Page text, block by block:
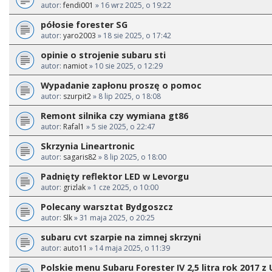
autor:fendi001 » 16 wrz 2025, o 19:22
półosie forester SG
autor: yaro2003 » 18 sie 2025, o 17:42
opinie o strojenie subaru sti
autor: namiot» 10 sie 2025, o 12:29
Wypadanie zapłonu proszę o pomoc
autor: szurpit2» 8 lip 2025, o 18:08
Remont silnika czy wymiana gt86
autor: Rafal1 » 5 sie 2025, o 22:47
Skrzynia Lineartronic
autor: sagaris82» 8 lip 2025, o 18:00
Padnięty reflektor LED w Levorgu
autor: grizlak» 1 cze 2025, o 10:00
Polecany warsztat Bydgoszcz
autor: Slk» 31 maja 2025, o 20:25
subaru cvt szarpie na zimnej skrzyni
autor: auto11 » 14 maja 2025, o 11:39
Polskie menu Subaru Forester IV 2,5 litra rok 2017 z